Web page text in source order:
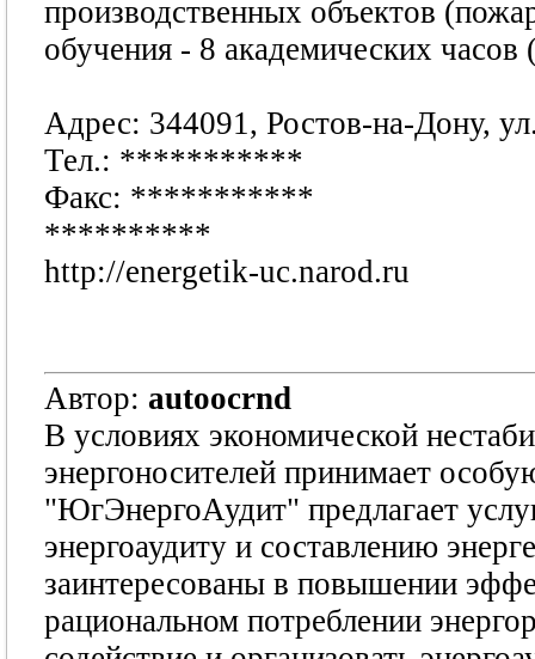
производственных объектов
обучения - 8 академических часов
Адрес: 344091, Ростов-на-Дону,
Тел.: ***********
Факс: ***********
**********
http://energetik-uc.narod.ru
Автор: autoocrnd
В условиях экономической
энергоносителей принимает
"ЮгЭнергоАудит" предлагает
энергоаудиту и составлению
заинтересованы в повышении
рациональном потреблении